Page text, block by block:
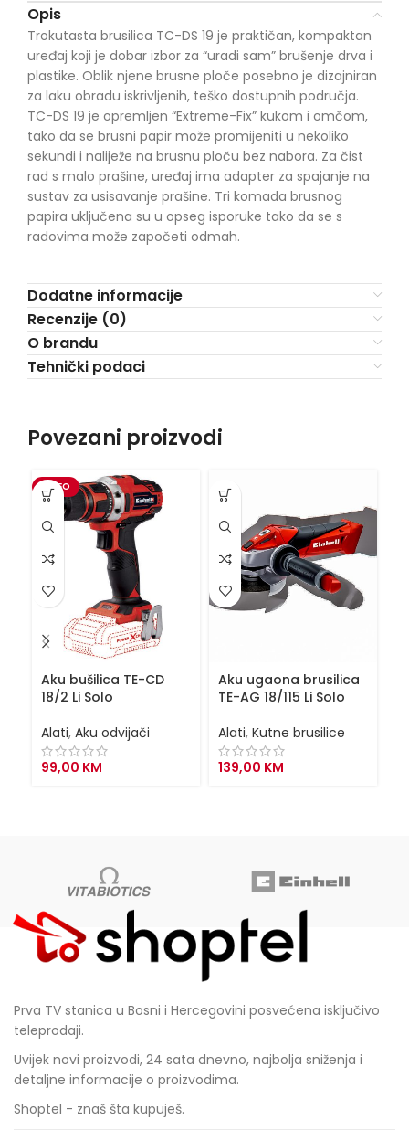
Opis
Trokutasta brusilica TC-DS 19 je praktičan, kompaktan
uređaj koji je dobar izbor za “uradi sam” brušenje drva i
plastike. Oblik njene brusne ploče posebno je dizajniran
za laku obradu iskrivljenih, teško dostupnih područja.
TC-DS 19 je opremljen “Extreme-Fix” kukom i omčom,
tako da se brusni papir može promijeniti u nekoliko
sekundi i naliježe na brusnu ploču bez nabora. Za čist
rad s malo prašine, uređaj ima adapter za spajanje na
sustav za usisavanje prašine. Tri komada brusnog
papira uključena su u opseg isporuke tako da se s
radovima može započeti odmah.
Dodatne informacije
Recenzije (0)
O brandu
Tehnički podaci
Povezani proizvodi
VIDEO
Aku bušilica TE-CD
18/2 Li Solo
Alati, Aku odvijači
99,00 KM
Aku ugaona brusilica
TE-AG 18/115 Li Solo
Alati, Kutne brusilice
139,00 KM
Prva TV stanica u Bosni i Hercegovini posvećena isključivo
teleprodaji.
Uvijek novi proizvodi, 24 sata dnevno, najbolja sniženja i
detaljne informacije o proizvodima.
Shoptel - znaš šta kupuješ.